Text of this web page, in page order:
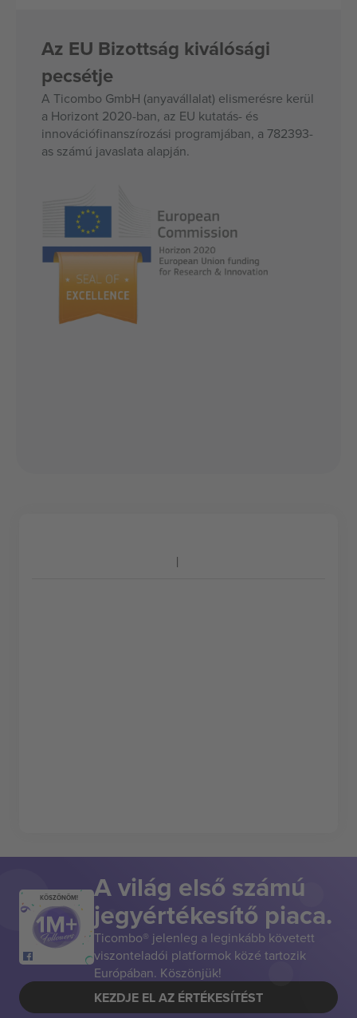
Az EU Bizottság kiválósági
pecsétje
A Ticombo GmbH (anyavállalat) elismerésre kerül
a Horizont 2020-ban, az EU kutatás- és
innovációfinanszírozási programjában, a 782393-
as számú javaslata alapján.
KÖSZÖNÖM! A világ első számú
jegyértékesítő piaca.
Ticombo® jelenleg a leginkább követett
viszonteladói platformok közé tartozik
Európában. Köszönjük!
KEZDJE EL AZ ÉRTÉKESÍTÉST